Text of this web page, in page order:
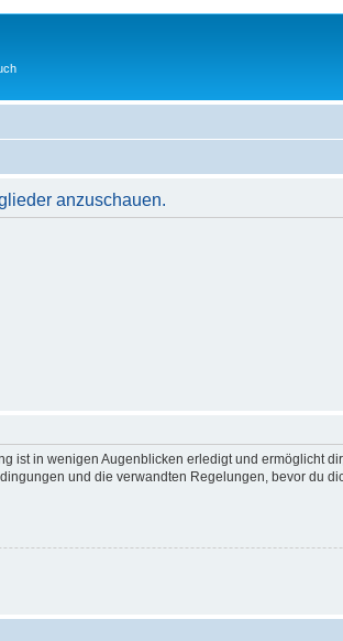
anzuschauen.
ist in wenigen Augenblicken erledigt und ermöglicht
und die verwandten Regelungen, bevor du